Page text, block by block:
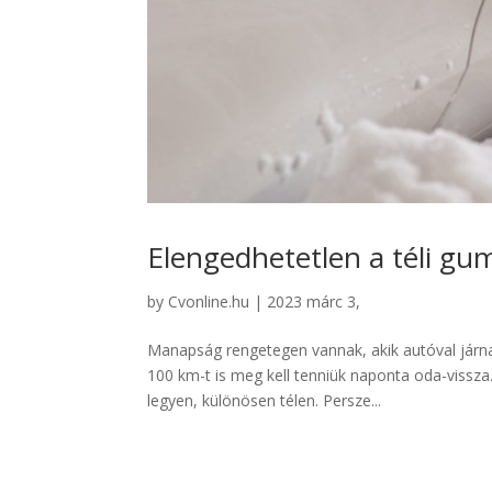
Elengedhetetlen a téli
by Cvonline.hu | 2023 márc 3,
Manapság rengetegen vannak, akik autóval
100 km-t is meg kell tenniük naponta oda-
legyen, különösen télen. Persze...